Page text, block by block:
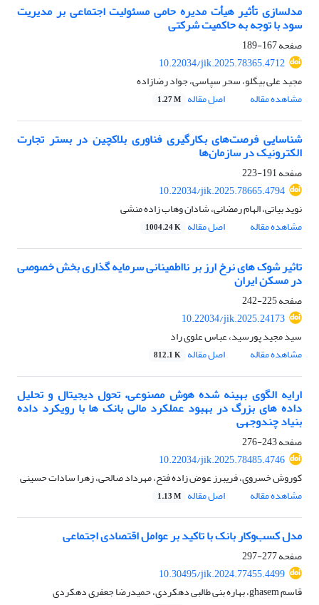
مدلسازی تأثیر هیأت مدیره حامی مسئولیت اجتماعی بر مدیریت
سود با توجه به حاکمیت شرکتی
صفحه167-189
10.22034/jik.2025.78365.4712
مجید علی بیگلو، سحر سپاسی، جواد رضازاده
مشاهده مقاله
اصل مقاله 1.27 M
شناسایی فرصت‌های بکارگیری فناوری بلاکچین در بستر تجارت
الکترونیک در سازمان‌ها
صفحه191-223
10.22034/jik.2025.78665.4794
نوید بیاتی، الهام رمضانی، شادان وهاب زاده منشی
مشاهده مقاله
اصل مقاله 1004.24 K
تاثیر شوک های نرخ ارز بر نااطمینانی سرمایه گذاری بخش خصوصی
در مسکن ایران
صفحه225-242
10.22034/jik.2025.24173
سید مجید پورسید، عباس علوی راد
مشاهده مقاله
اصل مقاله 812.1 K
ارایه الگوی بهینه شده هوش مصنوعی، تحول دیجیتال و تحلیل
داده های بزرگ در بهبود عملکرد مالی بانک ها با رویکرد داده
بنیاد چندوجهی
صفحه243-276
10.22034/jik.2025.78485.4746
کوروش خسروی، فریبرز عوض زاده فتح، مهرداد صالحی، زهرا سادات حسینی
مشاهده مقاله
اصل مقاله 1.13 M
مدل کسب‌و‌کار بانک با تاکید بر عوامل اقتصادی اجتماعی
صفحه277-297
10.30495/jik.2024.77455.4499
قاسم ghasem، بهاره بنی طالبی دهکردی، حمیدرضا جعفری دهکردی